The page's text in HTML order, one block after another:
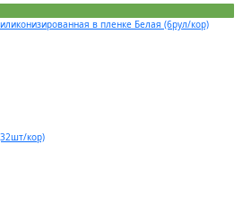
в пленке Белая (6рул/кор)
кор)